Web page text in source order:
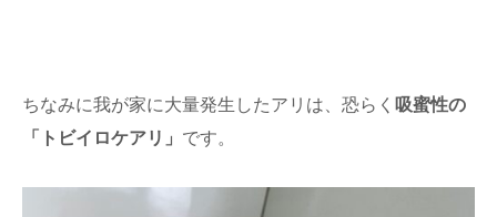
ちなみに我が家に大量発生したアリは、恐らく 吸蜜性の
「トビイロケアリ」 です。